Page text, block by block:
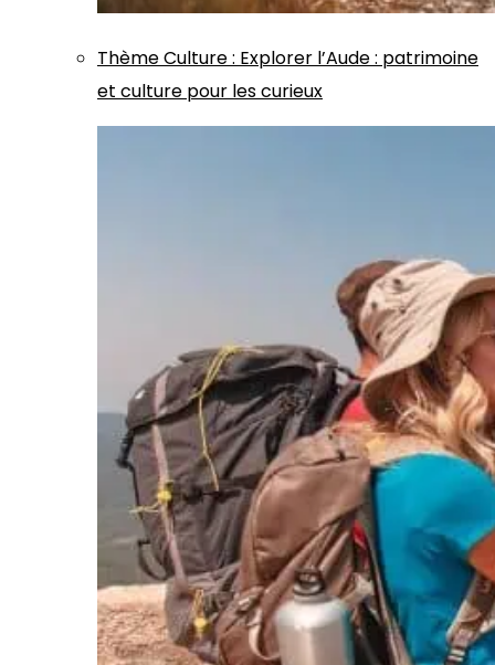
ThèmeCulture: Explorer l’Aude : patrimoine
et culture pour les curieux